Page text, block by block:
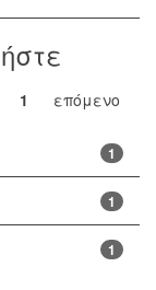
1 επόμενο
1
1
1